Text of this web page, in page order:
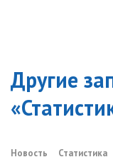
Другие
«
Новость Статистика